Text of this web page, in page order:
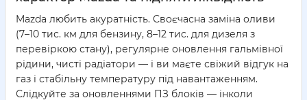
Mazda любить акуратність. Своєчасна заміна оливи
(7–10 тис. км для бензину, 8–12 тис. для дизеля з
перевіркою стану), регулярне оновлення гальмівної
рідини, чисті радіатори — і ви маєте свіжий відгук на
газ і стабільну температуру під навантаженням.
Слідкуйте за оновленнями ПЗ блоків — інколи